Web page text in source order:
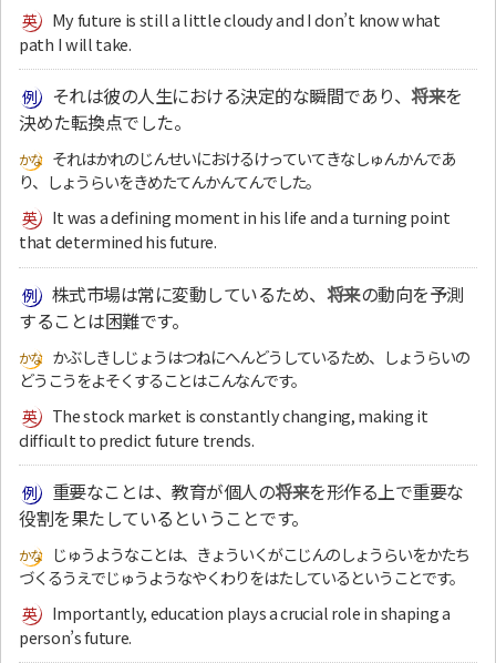
My future is still a little cloudy and I don’t know what
path I will take.
それは彼の人生における決定的な瞬間であり、 将来を
決めた転換点でした。
それはかれのじんせいにおけるけっていてきなしゅんかんであ
り、しょうらいをきめたてんかんてんでした。
It was a defining moment in his life and a turning point
that determined his future.
株式市場は常に変動しているため、 将来の動向を予測
することは困難です。
かぶしきしじょうはつねにへんどうしているため、しょうらいの
どうこうをよそくすることはこんなんです。
The stock market is constantly changing, making it
difficult to predict future trends.
重要なことは、教育が個人の将来を形作る上で重要な
役割を果たしているということです。
じゅうようなことは、きょういくがこじんのしょうらいをかたち
づくるうえでじゅうようなやくわりをはたしているということです。
Importantly, education plays a crucial role in shaping a
person’s future.